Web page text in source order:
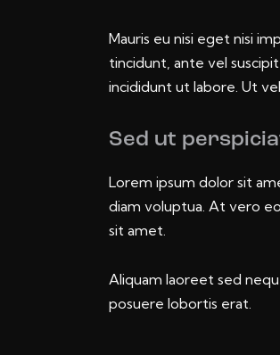
Mauris eu nisi eget nisi
tincidunt, ante vel
incididunt ut labore. Ut
Sed ut
Lorem ipsum dolor sit
diam voluptua. At vero
sit amet.
Aliquam laoreet sed
posuere lobortis erat.